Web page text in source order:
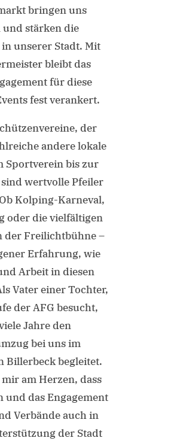
bringen uns
und stärken die
unserer Stadt. Mit
bleibt das
für diese
fest verankert.
der
andere lokale
Sportverein bis zur
wertvolle Pfeiler
Kolping-Karneval,
oder die vielfältigen
der Freilichtbühne –
Erfahrung, wie
Arbeit in diesen
Vater einer Tochter,
der AFG besucht,
Jahre den
bei uns im
Billerbeck begleitet.
am Herzen, dass
und das Engagement
Verbände auch in
der Stadt